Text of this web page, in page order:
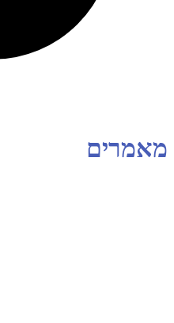
מאמרים